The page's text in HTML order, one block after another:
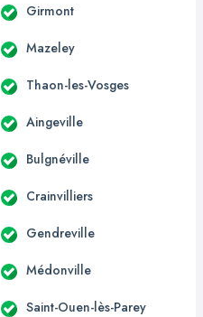
Girmont
Mazeley
Thaon-les-Vosges
Aingeville
Bulgnéville
Crainvilliers
Gendreville
Médonville
Saint-Ouen-lès-Parey